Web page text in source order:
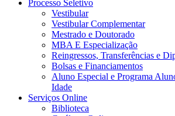
Processo Seletivo
Vestibular
Vestibular Complementar
Mestrado e Doutorado
MBA E Especialização
Reingressos, Transferências e
Bolsas e Financiamentos
Aluno Especial e Programa
Idade
Serviços Online
Biblioteca